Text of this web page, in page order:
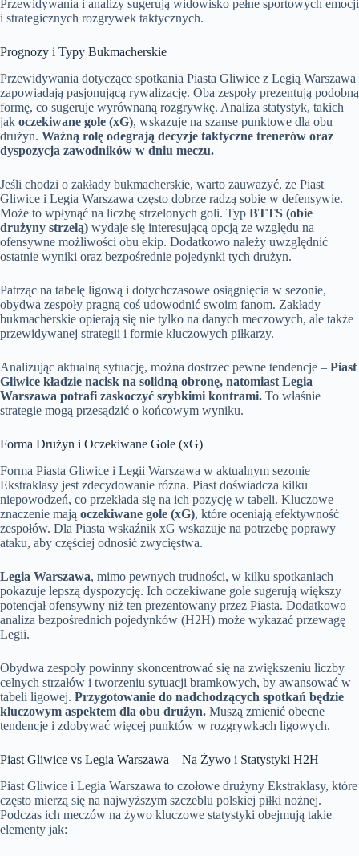
Przewidywania i analizy sugerują widowisko pełne sportowych emocji
i strategicznych rozgrywek taktycznych.
Prognozy i Typy Bukmacherskie
Przewidywania dotyczące spotkania Piasta Gliwice z Legią Warszawa
zapowiadają pasjonującą rywalizację. Oba zespoły prezentują podobną
formę, co sugeruje wyrównaną rozgrywkę. Analiza statystyk, takich
jak oczekiwane gole (xG), wskazuje na szanse punktowe dla obu
drużyn. Ważną rolę odegrają decyzje taktyczne trenerów oraz
dyspozycja zawodników w dniu meczu.
Jeśli chodzi o zakłady bukmacherskie, warto zauważyć, że Piast
Gliwice i Legia Warszawa często dobrze radzą sobie w defensywie.
Może to wpłynąć na liczbę strzelonych goli. Typ BTTS (obie
drużyny strzelą) wydaje się interesującą opcją ze względu na
ofensywne możliwości obu ekip. Dodatkowo należy uwzględnić
ostatnie wyniki oraz bezpośrednie pojedynki tych drużyn.
Patrząc na tabelę ligową i dotychczasowe osiągnięcia w sezonie,
obydwa zespoły pragną coś udowodnić swoim fanom. Zakłady
bukmacherskie opierają się nie tylko na danych meczowych, ale także
przewidywanej strategii i formie kluczowych piłkarzy.
Analizując aktualną sytuację, można dostrzec pewne tendencje – Piast
Gliwice kładzie nacisk na solidną obronę, natomiast Legia
Warszawa potrafi zaskoczyć szybkimi kontrami. To właśnie
strategie mogą przesądzić o końcowym wyniku.
Forma Drużyn i Oczekiwane Gole (xG)
Forma Piasta Gliwice i Legii Warszawa w aktualnym sezonie
Ekstraklasy jest zdecydowanie różna. Piast doświadcza kilku
niepowodzeń, co przekłada się na ich pozycję w tabeli. Kluczowe
znaczenie mają oczekiwane gole (xG), które oceniają efektywność
zespołów. Dla Piasta wskaźnik xG wskazuje na potrzebę poprawy
ataku, aby częściej odnosić zwycięstwa.
Legia Warszawa, mimo pewnych trudności, w kilku spotkaniach
pokazuje lepszą dyspozycję. Ich oczekiwane gole sugerują większy
potencjał ofensywny niż ten prezentowany przez Piasta. Dodatkowo
analiza bezpośrednich pojedynków (H2H) może wykazać przewagę
Legii.
Obydwa zespoły powinny skoncentrować się na zwiększeniu liczby
celnych strzałów i tworzeniu sytuacji bramkowych, by awansować w
tabeli ligowej. Przygotowanie do nadchodzących spotkań będzie
kluczowym aspektem dla obu drużyn. Muszą zmienić obecne
tendencje i zdobywać więcej punktów w rozgrywkach ligowych.
Piast Gliwice vs Legia Warszawa – Na Żywo i Statystyki H2H
Piast Gliwice i Legia Warszawa to czołowe drużyny Ekstraklasy, które
często mierzą się na najwyższym szczeblu polskiej piłki nożnej.
Podczas ich meczów na żywo kluczowe statystyki obejmują takie
elementy jak: